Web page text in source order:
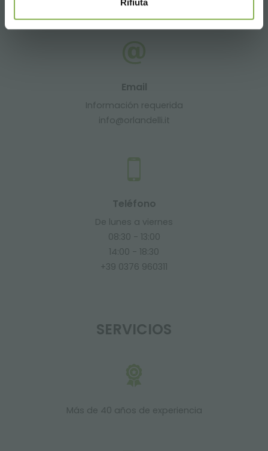
Rifiuta
+39 3457719939
Email
Información requerida
info@orlandelli.it
Teléfono
De lunes a viernes
08:30 - 13:00
14:00 - 18:30
+39 0376 960311
SERVICIOS
Más de 40 años de experiencia